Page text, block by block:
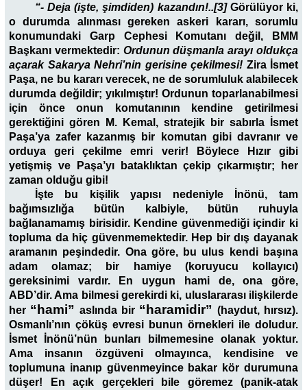
“- Deja (işte, şimdiden) kazandın!..[3] Görülüyor ki,
o durumda alınması gereken askeri kararı, sorumlu
konumundaki Garp Cephesi Komutanı değil, BMM
Başkanı vermektedir: Ordunun düşmanla arayı oldukça
açarak Sakarya Nehri’nin gerisine çekilmesi! Zira İsmet
Paşa, ne bu kararı verecek, ne de sorumluluk alabilecek
durumda değildir; yıkılmıştır! Ordunun toparlanabilmesi
için önce onun komutanının kendine getirilmesi
gerektiğini gören M. Kemal, stratejik bir sabırla İsmet
Paşa’ya zafer kazanmış bir komutan gibi davranır ve
orduya geri çekilme emri verir! Böylece Hızır gibi
yetişmiş ve Paşa’yı bataklıktan çekip çıkarmıştır; her
zaman olduğu gibi!
İşte bu kişilik yapısı nedeniyle İnönü, tam
bağımsızlığa bütün kalbiyle, bütün ruhuyla
bağlanamamış birisidir. Kendine güvenmediği içindir ki
topluma da hiç güvenmemektedir. Hep bir dış dayanak
aramanın peşindedir. Ona göre, bu ulus kendi başına
adam olamaz; bir hamiye (koruyucu kollayıcı)
gereksinimi vardır. En uygun hami de, ona göre,
ABD’dir. Ama bilmesi gerekirdi ki, uluslararası ilişkilerde
her “hami” aslında bir “haramidir” (haydut, hırsız).
Osmanlı’nın çöküş evresi bunun örnekleri ile doludur.
İsmet İnönü’nün bunları bilmemesine olanak yoktur.
Ama insanın özgüveni olmayınca, kendisine ve
toplumuna inanıp güvenmeyince bakar kör durumuna
düşer! En açık gerçekleri bile göremez (panik-atak